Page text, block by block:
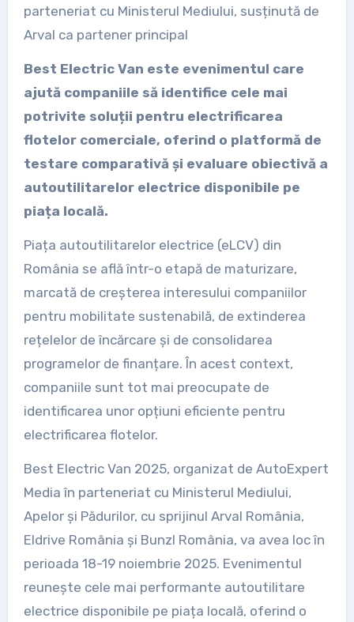
parteneriat cu Ministerul Mediului, susținută de
Arval ca partener principal
Best Electric Van este evenimentul care
ajută companiile să identifice cele mai
potrivite soluții pentru electrificarea
flotelor comerciale, oferind o platformă de
testare comparativă și evaluare obiectivă a
autoutilitarelor electrice disponibile pe
piața locală.
Piața autoutilitarelor electrice (eLCV) din
România se află într-o etapă de maturizare,
marcată de creșterea interesului companiilor
pentru mobilitate sustenabilă, de extinderea
rețelelor de încărcare și de consolidarea
programelor de finanțare. În acest context,
companiile sunt tot mai preocupate de
identificarea unor opțiuni eficiente pentru
electrificarea flotelor.
Best Electric Van 2025, organizat de AutoExpert
Media în parteneriat cu Ministerul Mediului,
Apelor și Pădurilor, cu sprijinul Arval România,
Eldrive România și Bunzl România, va avea loc în
perioada 18-19 noiembrie 2025. Evenimentul
reunește cele mai performante autoutilitare
electrice disponibile pe piața locală, oferind o